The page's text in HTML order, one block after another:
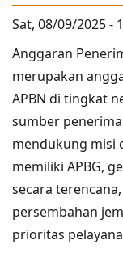
Sat, 08/09/2025 -
Anggaran
merupakan
APBN di tingkat
sumber
mendukung misi
memiliki APBG,
secara
persembahan
prioritas